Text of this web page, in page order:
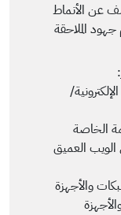
عن الأنماط
جهود الملاحقة
الخاصة
العميق
والأجهزة